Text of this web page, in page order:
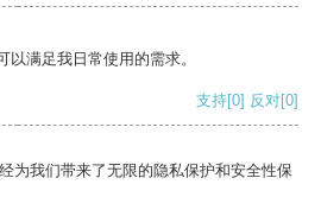
满足我日常使用的需求。
支持[0] 反对[0]
为我们带来了无限的隐私保护和安全性保